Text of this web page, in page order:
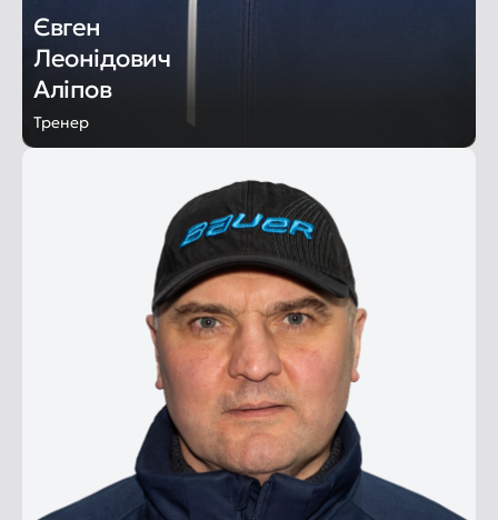
Євген
Леонідович
Аліпов
Тренер